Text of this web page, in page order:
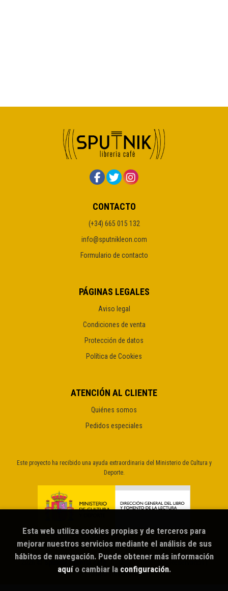
CONTACTO
(+34) 665 015 132
info@sputnikleon.com
Formulario de contacto
PÁGINAS LEGALES
Aviso legal
Condiciones de venta
Protección de datos
Política de Cookies
ATENCIÓN AL CLIENTE
Quiénes somos
Pedidos especiales
Este proyecto ha recibido una ayuda extraordinaria del Ministerio de Cultura y
Deporte.
Sputnik librería café
Grupo Trevenque
Esta web utiliza cookies propias y de terceros para
mejorar nuestros servicios mediante el análisis de sus
hábitos de navegación. Puede obtener más información
aquío cambiar la configuración.